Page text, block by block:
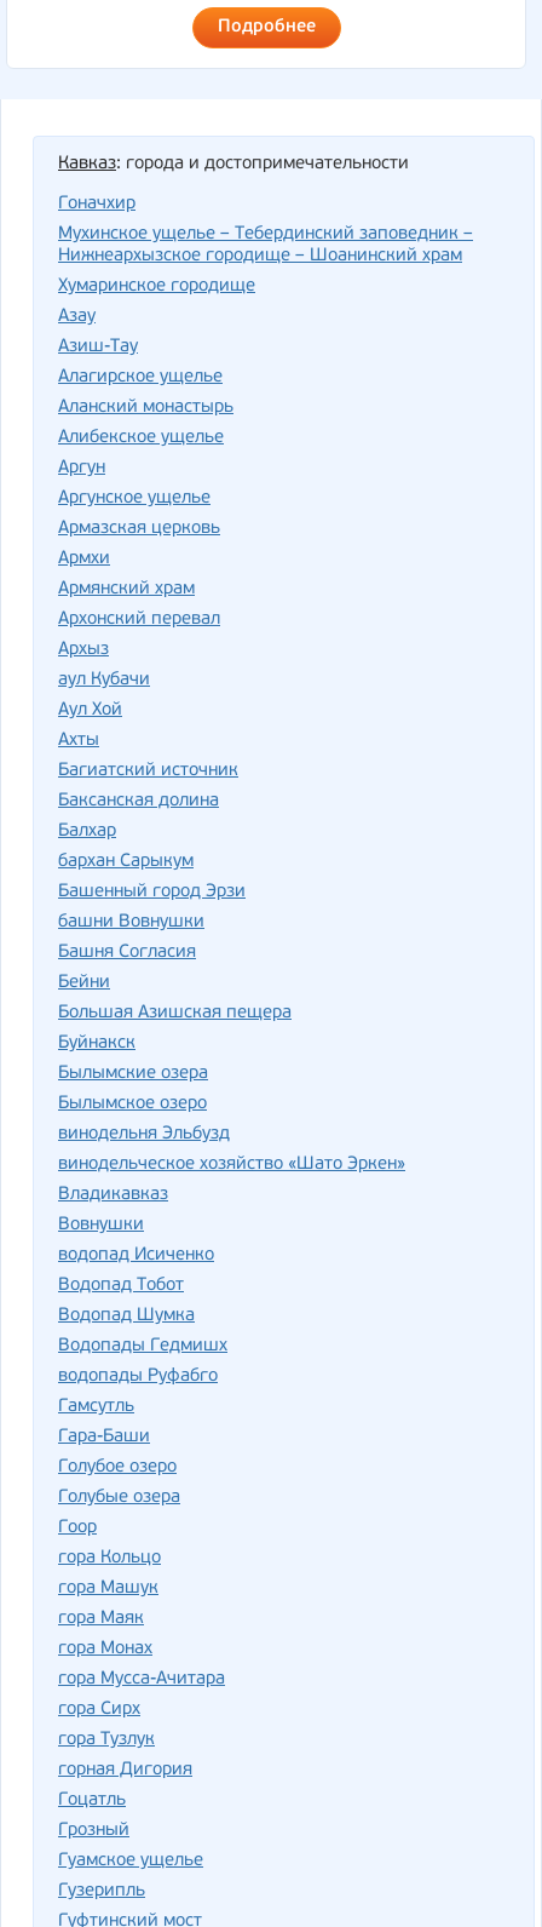
Подробнее
Кавказ: города и достопримечательности
Гоначхир
Мухинское ущелье – Тебердинский заповедник –
Нижнеархызское городище – Шоанинский храм
Хумаринское городище
Азау
Азиш-Тау
Алагирское ущелье
Аланский монастырь
Алибекское ущелье
Аргун
Аргунское ущелье
Армазская церковь
Армхи
Армянский храм
Архонский перевал
Архыз
аул Кубачи
Аул Хой
Ахты
Багиатский источник
Баксанская долина
Балхар
бархан Сарыкум
Башенный город Эрзи
башни Вовнушки
Башня Согласия
Бейни
Большая Азишская пещера
Буйнакск
Былымские озера
Былымское озеро
винодельня Эльбузд
винодельческое хозяйство «Шато Эркен»
Владикавказ
Вовнушки
водопад Исиченко
Водопад Тобот
Водопад Шумка
Водопады Гедмишх
водопады Руфабго
Гамсутль
Гара-Баши
Голубое озеро
Голубые озера
Гоор
гора Кольцо
гора Машук
гора Маяк
гора Монах
гора Мусса-Ачитара
гора Сирх
гора Тузлук
горная Дигория
Гоцатль
Грозный
Гуамское ущелье
Гузерипль
Гуфтинский мост